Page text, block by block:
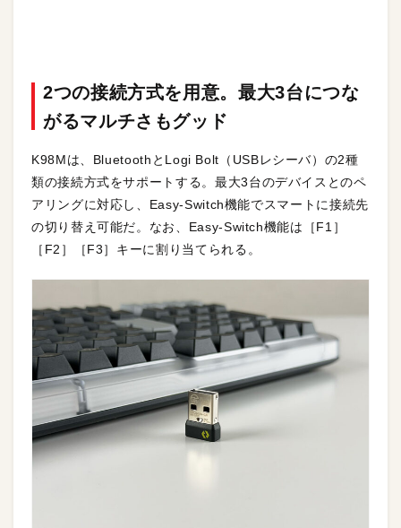
2つの接続方式を用意。最大3台につな
がるマルチさもグッド
K98Mは、BluetoothとLogi Bolt（USBレシーバ）の2種
類の接続方式をサポートする。最大3台のデバイスとのペ
アリングに対応し、Easy‑Switch機能でスマートに接続先
の切り替え可能だ。なお、Easy‑Switch機能は［F1］
［F2］［F3］キーに割り当てられる。